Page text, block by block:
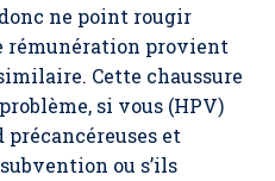
ne point rougir
rémunération provient
Cette chaussure
si vous (HPV)
précancéreuses et
ou s’ils